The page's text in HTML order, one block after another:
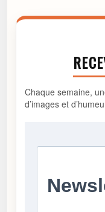
Chaque semaine,
d’images et